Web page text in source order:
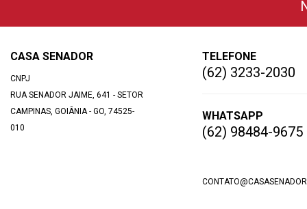
CASA SENADOR
CNPJ
RUA SENADOR JAIME, 641 - SETOR
CAMPINAS, GOIÂNIA - GO, 74525-
010
TELEFONE
(62) 3233-2030
WHATSAPP
(62) 98484-9675